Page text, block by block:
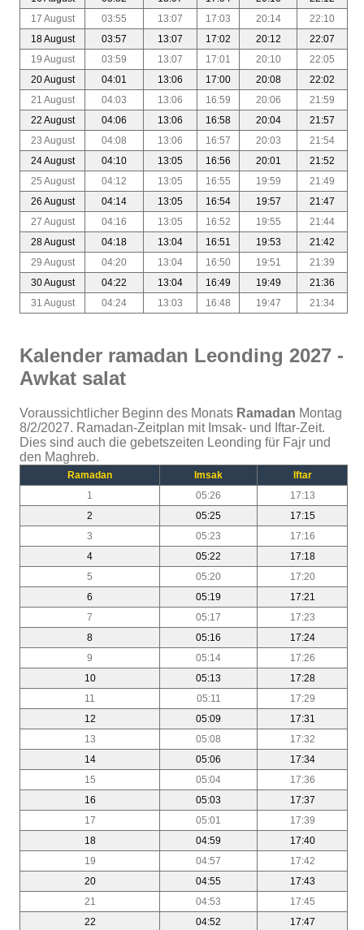
17 August
03:55 13:07 17:03 20:14
22:10
18 August
03:57 13:07 17:02 20:12
22:07
19 August
03:59 13:07 17:01 20:10
22:05
20 August
04:01 13:06 17:00 20:08
22:02
21 August
04:03 13:06 16:59 20:06
21:59
22 August
04:06 13:06 16:58 20:04
21:57
23 August
04:08 13:06 16:57 20:03
21:54
24 August
04:10 13:05 16:56 20:01
21:52
25 August
04:12 13:05 16:55 19:59
21:49
26 August
04:14 13:05 16:54 19:57
21:47
27 August
04:16 13:05 16:52 19:55
21:44
28 August
04:18 13:04 16:51 19:53
21:42
29 August
04:20 13:04 16:50 19:51
21:39
30 August
04:22 13:04 16:49 19:49
21:36
31 August
04:24 13:03 16:48 19:47 21:34
Kalender ramadan Leonding 2027 -
Awkat salat
Voraussichtlicher Beginn des Monats Ramadan Montag
8/2/2027. Ramadan-Zeitplan mit Imsak- und Iftar-Zeit.
Dies sind auch die gebetszeiten Leonding für Fajr und
den Maghreb.
Ramadan Imsak
Iftar
1
05:26
17:13
2
05:25
17:15
3
05:23
17:16
4
05:22
17:18
5
05:20
17:20
6
05:19
17:21
7
05:17
17:23
8
05:16
17:24
9
05:14
17:26
10
05:13
17:28
11
05:11
17:29
12
05:09
17:31
13
05:08
17:32
14
05:06
17:34
15
05:04
17:36
16
05:03
17:37
17
05:01
17:39
18
04:59
17:40
19
04:57
17:42
20
04:55
17:43
21
04:53
17:45
22
04:52
17:47